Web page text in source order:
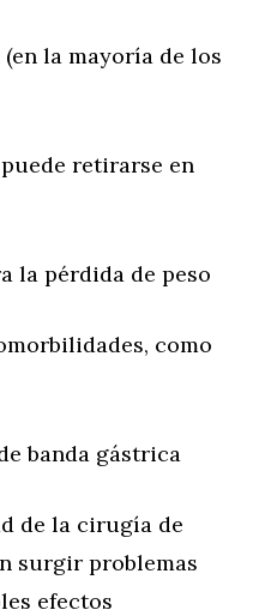
la mayoría de los
retirarse en
la pérdida de peso
como
banda gástrica
de la cirugía de
surgir problemas
efectos